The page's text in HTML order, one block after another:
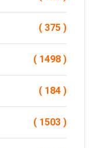
( 375 )
( 1498 )
( 184 )
( 1503 )